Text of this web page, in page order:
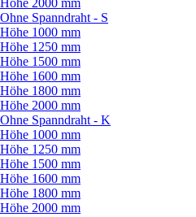
Höhe 2000 mm
Ohne Spanndraht - S
Höhe 1000 mm
Höhe 1250 mm
Höhe 1500 mm
Höhe 1600 mm
Höhe 1800 mm
Höhe 2000 mm
Ohne Spanndraht - K
Höhe 1000 mm
Höhe 1250 mm
Höhe 1500 mm
Höhe 1600 mm
Höhe 1800 mm
Höhe 2000 mm